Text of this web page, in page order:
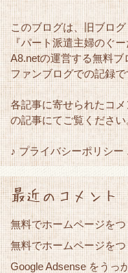
このブログは、旧ブログ
『パート派遣主婦のぐ
A8.netの運営する無料ブ
ファンブログでの記録で
各記事に寄せられたコ
の記事にてご覧ください
♪ プライバシーポリシー
最近のコメント
無料でホームページを
無料でホームページを
Google Adsense をうっ